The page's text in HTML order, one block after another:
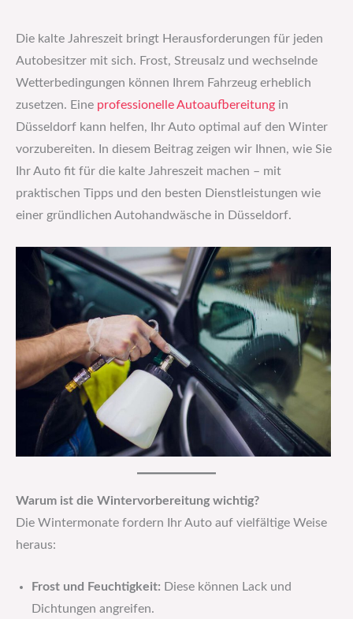
Die kalte Jahreszeit bringt Herausforderungen für jeden
Autobesitzer mit sich. Frost, Streusalz und wechselnde
Wetterbedingungen können Ihrem Fahrzeug erheblich
zusetzen. Eine professionelle Autoaufbereitung in
Düsseldorf kann helfen, Ihr Auto optimal auf den Winter
vorzubereiten. In diesem Beitrag zeigen wir Ihnen, wie Sie
Ihr Auto fit für die kalte Jahreszeit machen – mit
praktischen Tipps und den besten Dienstleistungen wie
einer gründlichen Autohandwäsche in Düsseldorf.
Warum ist die Wintervorbereitung wichtig?
Die Wintermonate fordern Ihr Auto auf vielfältige Weise
heraus:
Frost und Feuchtigkeit: Diese können Lack und
Dichtungen angreifen.